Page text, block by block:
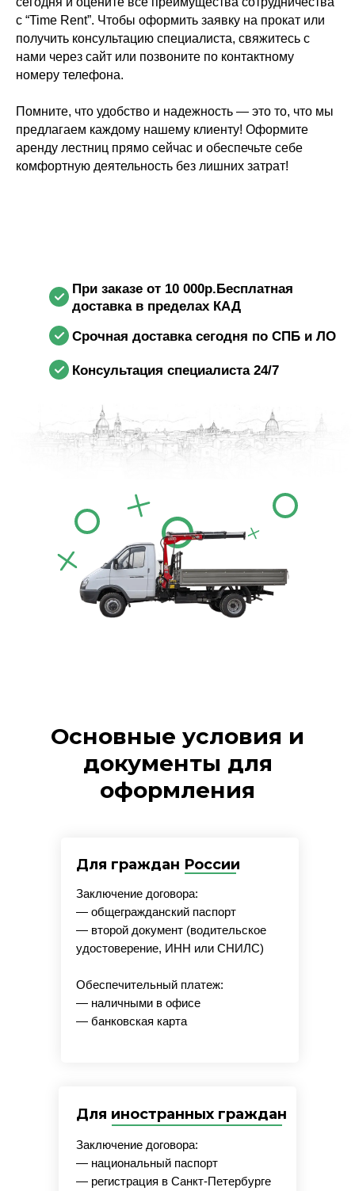
с “Time Rent”. Чтобы оформить заявку на прокат или
получить консультацию специалиста, свяжитесь с
нами через сайт или позвоните по контактному
номеру телефона.
Помните, что удобство и надежность — это то, что мы
предлагаем каждому нашему клиенту! Оформите
аренду лестниц прямо сейчас и обеспечьте себе
комфортную деятельность без лишних затрат!
При заказе от 10 000р.Бесплатная
доставка в пределах КАД
Срочная доставка сегодня по СПБ и ЛО
Консультация специалиста 24/7
Основные условия и
документы для
оформления
Для граждан России
Для иностранных граждан
Заключение договора:
— общегражданский паспорт
— второй документ (водительское
удостоверение, ИНН или СНИЛС)
Обеспечительный платеж:
— наличными в офисе
— банковская карта
Заключение договора:
— национальный паспорт
— регистрация в Санкт-Петербурге